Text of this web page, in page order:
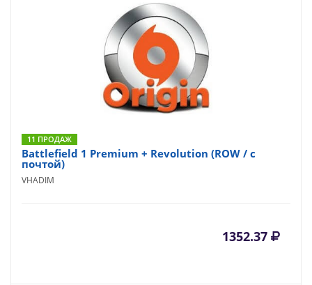
11 ПРОДАЖ
Battlefield 1 Premium + Revolution (ROW / с
почтой)
VHADIM
1352.37